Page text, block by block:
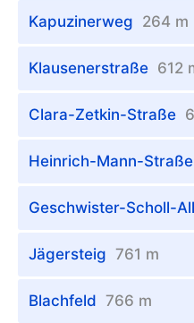
Kapuzinerweg 264 m
Klausenerstraße 612
Clara-Zetkin-Straße
Heinrich-Mann-Straße
Geschwister-Scholl-
Jägersteig 761 m
Blachfeld 766 m